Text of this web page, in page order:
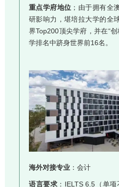
重点学府地位 ；由于拥有全
研影响力，堪培拉大学的全
界Top200顶尖学府，并在“
学排名中跻身世界前16名。
海外对接专业：会计
语言要求 ：IELTS 6.5（单